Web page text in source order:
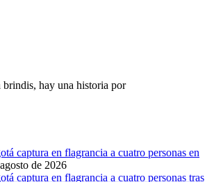
brindis, hay una historia por
captura en flagrancia a cuatro personas en
de 2026
captura en flagrancia a cuatro personas tras